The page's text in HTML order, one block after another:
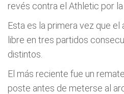
revés contra el Athletic por la
Esta es la primera vez que
libre en tres partidos
distintos.
El más reciente fue un
poste antes de meterse al